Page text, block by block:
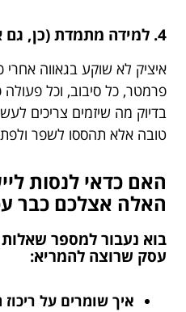
4. למידה מתמדת (כן, גם אחרי הקו הסיום!)
איציק לא שוקע בגאווה אחרי
פרמטר, כל סיבוב, וכל
בדיוק מה שיזמים צריכים
טובה אלא תהססו לשפר
האם כדאי לנסות
האלה אצלכם כבר
בוא נעבור למספר
עסק שרוצה להמריא:
איך שומרים על ריכוז